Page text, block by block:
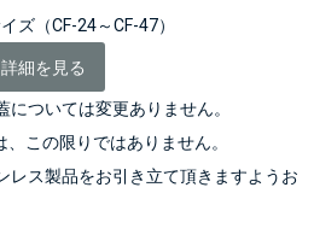
ズ（CF-24～CF-47）
詳細を見る
ついては変更ありません。
この限りではありません。
レス製品をお引き立て頂きますようお